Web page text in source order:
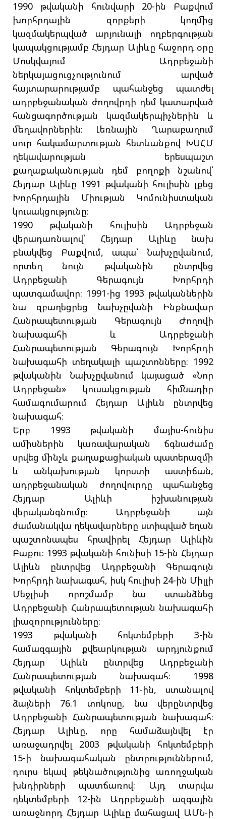
1990 թվականի հունվարի 20-ին Բաքվում
խորհրդային զորքերի կողմից
կազմակերպված արյունալի ողբերգության
կապակցությամբ Հեյդար Ալիևը հաջորդ օրը
Մոսկվայում Ադրբեջանի
ներկայացուցչությունում արված
հայտարարությամբ պահանջեց պատժել
ադրբեջանական ժողովրդի դեմ կատարված
հանցագործության կազմակերպիչներին և
մեղավորներին։ Լեռնային Ղարաբաղում
սուր հակամարտության հետևանքով ԽՍՀՄ
ղեկավարության երեսպաշտ
քաղաքականության դեմ բողոքի նշանով՝
Հեյդար Ալիևը 1991 թվականի հուլիսին լքեց
Խորհրդային Միության Կոմունիստական
կուսակցությունը։
1990 թվականի հուլիսին Ադրբեջան
վերադառնալով՝ Հեյդար Ալիևը նախ
բնակվեց Բաքվում, ապա՝ Նախչըվանում,
որտեղ նույն թվականին ընտրվեց
Ադրբեջանի Գերագույն Խորհրդի
պատգամավոր։ 1991-ից 1993 թվականներին
նա զբաղեցրեց Նախչըվանի Ինքնավար
Հանրապետության Գերագույն Ժողովի
նախագահի և Ադրբեջանի
Հանրապետության Գերագույն Խորհրդի
նախագահի տեղակալի պաշտոնները։ 1992
թվականին Նախչըվանում կայացած «Նոր
Ադրբեջան» կուսակցության հիմնադիր
համագումարում Հեյդար Ալիևն ընտրվեց
նախագահ։
Երբ 1993 թվականի մայիս-հունիս
ամիսներին կառավարական ճգնաժամը
սրվեց մինչև քաղաքացիական պատերազմի
և անկախության կորստի աստիճան,
ադրբեջանական ժողովուրդը պահանջեց
Հեյդար Ալիևի իշխանության
վերականգնումը։ Ադրբեջանի այն
ժամանակվա ղեկավարները ստիպված եղան
պաշտոնապես հրավիրել Հեյդար Ալիևին
Բաքու։ 1993 թվականի հունիսի 15-ին Հեյդար
Ալիևն ընտրվեց Ադրբեջանի Գերագույն
Խորհրդի նախագահ, իսկ հուլիսի 24-ին Միլլի
Մեջլիսի որոշմամբ նա ստանձնեց
Ադրբեջանի Հանրապետության նախագահի
լիազորությունները։
1993 թվականի հոկտեմբերի 3-ին
համազգային քվեարկության արդյունքում
Հեյդար Ալիևն ընտրվեց Ադրբեջանի
Հանրապետության նախագահ։ 1998
թվականի հոկտեմբերի 11-ին, ստանալով
ձայների 76.1 տոկոսը, նա վերընտրվեց
Ադրբեջանի Հանրապետության նախագահ։
Հեյդար Ալիևը, որը համաձայնվել էր
առաջադրվել 2003 թվականի հոկտեմբերի
15-ի նախագահական ընտրություններում,
դուրս եկավ թեկնածությունից առողջական
խնդիրների պատճառով։ Այդ տարվա
դեկտեմբերի 12-ին Ադրբեջանի ազգային
առաջնորդ Հեյդար Ալիևը մահացավ ԱՄՆ-ի